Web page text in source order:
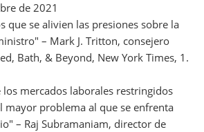
de 2021
que se alivien las presiones sobre la
– Mark J. Tritton, consejero
Bath, & Beyond, New York Times, 1.
los mercados laborales restringidos
mayor problema al que se enfrenta
– Raj Subramaniam, director de